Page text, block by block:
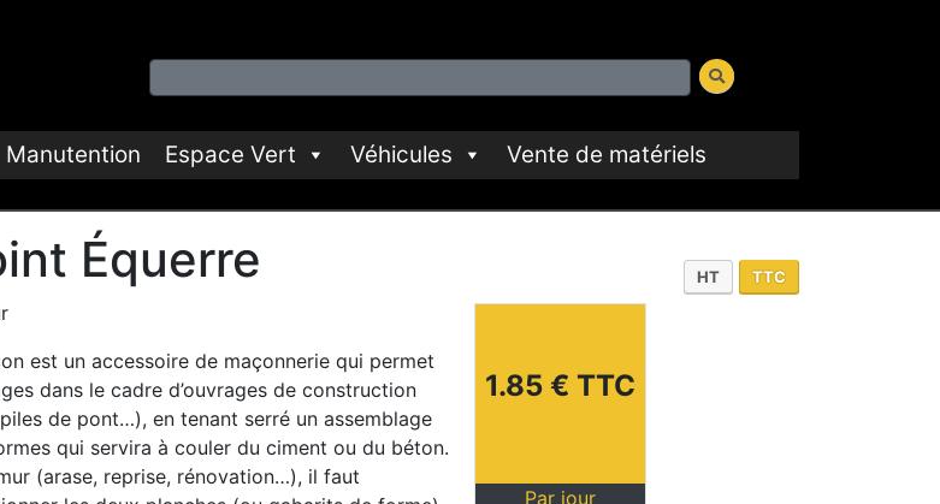
Manutention Espace Vert Véhicules Vente de matériels
Équerre
est un accessoire de maçonnerie qui permet
dans le cadre d’ouvrages de construction
de pont…), en tenant serré un assemblage
qui servira à couler du ciment ou du béton.
(arase, reprise, rénovation…), il faut
HT TTC
1.85 € TTC
Par jour